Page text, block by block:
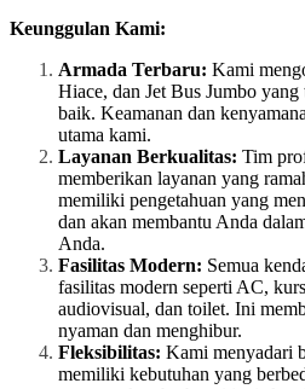
Keunggulan Kami:
Armada Terbaru: Kami
Hiace, dan Jet Bus Jumbo
baik. Keamanan dan
utama kami.
Layanan Berkualitas: Tim
memberikan layanan yang
memiliki pengetahuan yang
dan akan membantu Anda
Anda.
Fasilitas Modern: Semua
fasilitas modern seperti AC,
audiovisual, dan toilet. Ini
nyaman dan menghibur.
Fleksibilitas: Kami menyadari
memiliki kebutuhan yang